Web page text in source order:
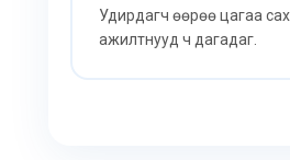
Удирдагч өөрөө цагаа
ажилтнууд ч дагадаг.